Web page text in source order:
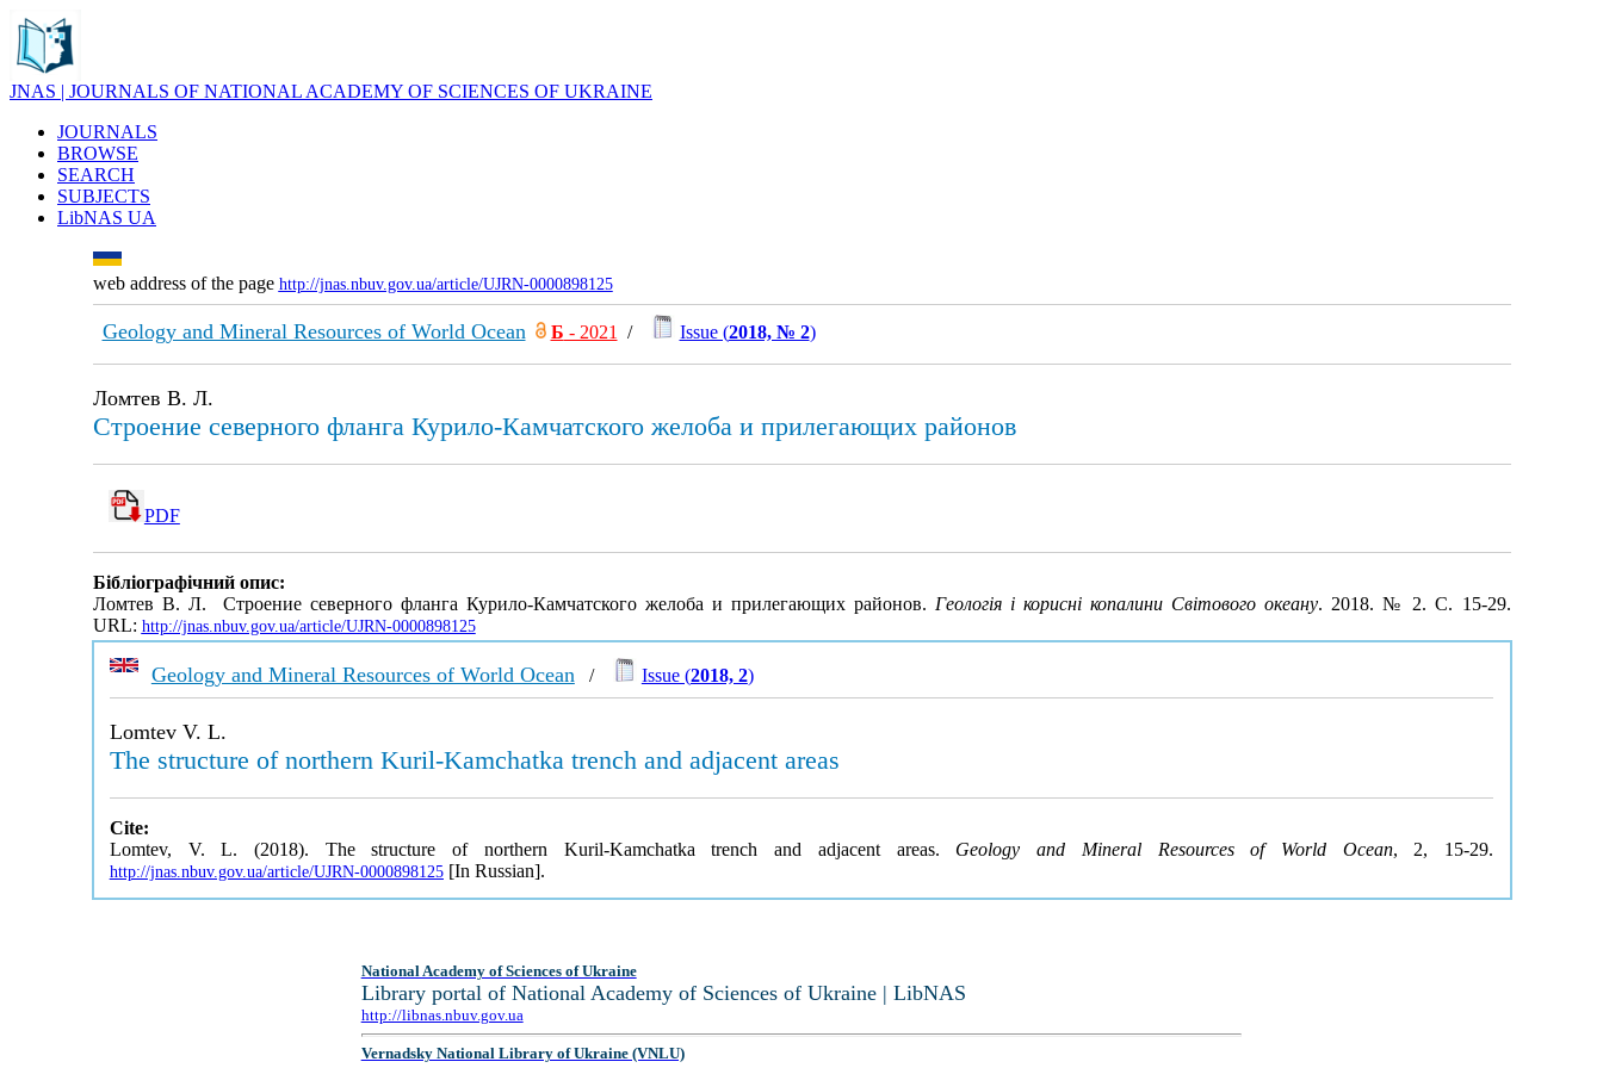
JNAS | JOURNALS OF NATIONAL ACADEMY OF SCIENCES OF UKRAINE
JOURNALS
BROWSE
SEARCH
SUBJECTS
LibNAS UA
web address of the page http://jnas.nbuv.gov.ua/article/UJRN-0000898125
Geology and Mineral Resources of World Ocean Б - 2021 / Issue (2018, № 2)
Ломтев В. Л.
Строение северного фланга Курило-Камчатского желоба и прилегающих районов
PDF
Бібліографічний опис:
Ломтев В. Л. Строение северного фланга Курило-Камчатского желоба и прилегающих районов.Геологія і корисні копалини Світового океану. 2018. № 2. С. 15-29.
URL: http://jnas.nbuv.gov.ua/article/UJRN-0000898125
Geology and Mineral Resources of World Ocean / Issue (2018, 2)
Lomtev V. L.
The structure of northern Kuril-Kamchatka trench and adjacent areas
Cite:
Lomtev, V. L. (2018). The structure of northern Kuril-Kamchatka trench and adjacent areas. Geology and Mineral Resources of World Ocean, 2, 15-29.
http://jnas.nbuv.gov.ua/article/UJRN-0000898125[In Russian].
National Academy of Sciences of Ukraine
Library portal of National Academy of Sciences of Ukraine | LibNAS
http://libnas.nbuv.gov.ua
Vernadsky National Library of Ukraine (VNLU)